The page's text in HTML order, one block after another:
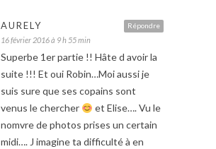
Répondre
AURELY
16 février 2016 à 9 h 55 min
Superbe 1er partie !! Hâte d avoir la
suite !!! Et oui Robin…Moi aussi je
suis sure que ses copains sont
venus le chercher
et Elise…. Vu le
nomvre de photos prises un certain
midi…. J imagine ta difficulté à en